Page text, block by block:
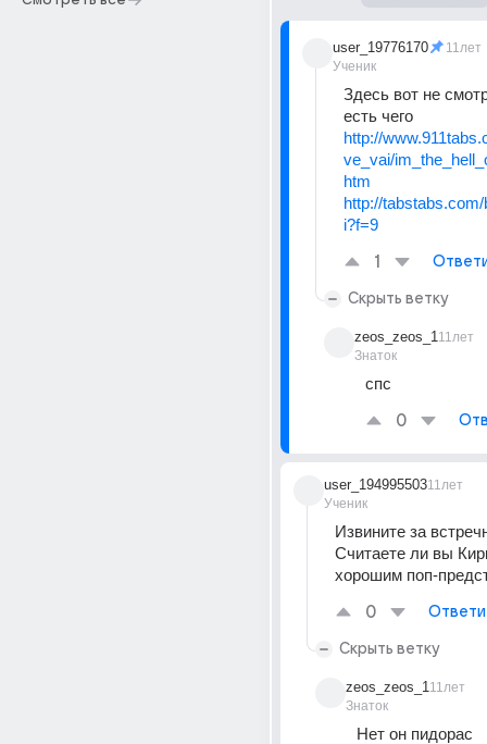
user_19776170
Ученик
11лет
Здесь вот не
есть чего
http://
ve_vai/
htm
http://
i?f=9
1
Скрыть ветку
zeos_zeos_1
Знаток
11лет
cпс
0
user_194995503
Ученик
11лет
Извините за
Считаете ли вы
хорошим поп-
0
Скрыть ветку
zeos_zeos_1
Знаток
11лет
Нет он пидорас